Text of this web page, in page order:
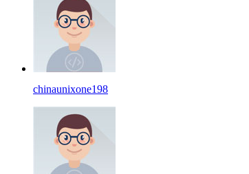
chinaunixone198